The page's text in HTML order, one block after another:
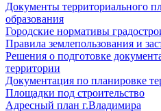
Документы территориального
образования
Городские нормативы
Правила землепользования и
Решения о подготовке
территории
Документация по планировке
Площадки под строительство
Адресный план г.Владимира